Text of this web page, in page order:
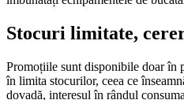
Stocuri limitate,
Promoțiile sunt disponibile doar în
în limita stocurilor, ceea ce
dovadă, interesul în rândul